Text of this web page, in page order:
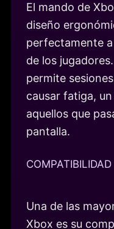
El mando de
diseño
perfectamente
de los
permite
causar fatiga,
aquellos que
pantalla.
Una de las
Xbox es su